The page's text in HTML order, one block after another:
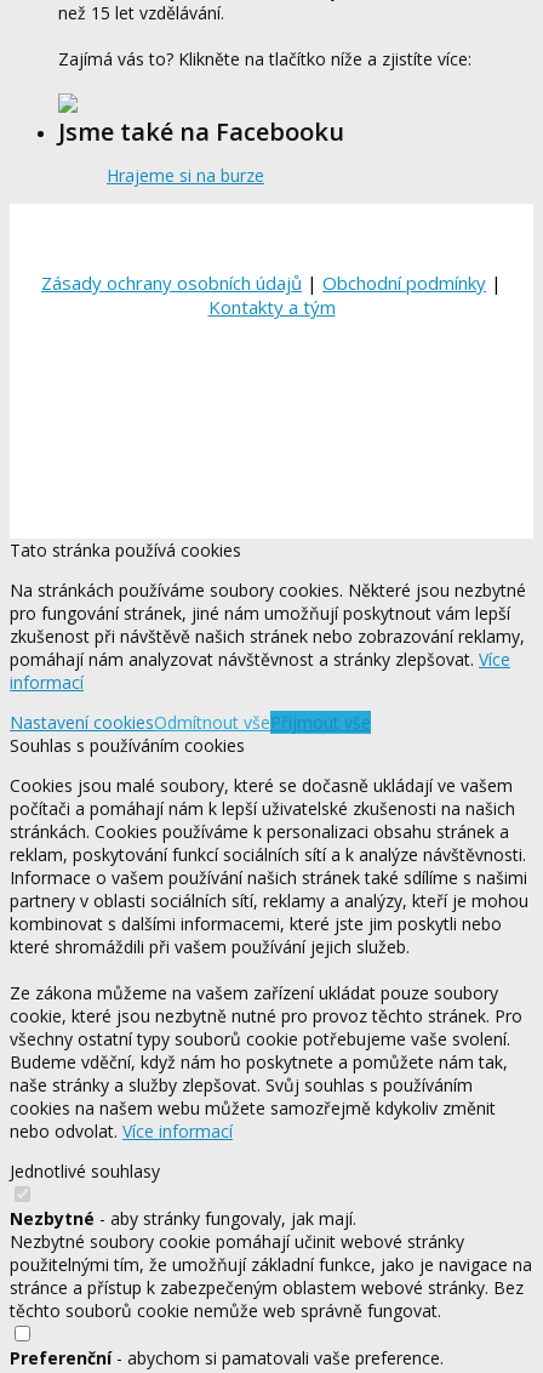
než 15 let vzdělávání.
Zajímá vás to? Klikněte na tlačítko níže a zjistíte více:
Jsme také na Facebooku
Hrajeme si na burze
Zásady ochrany osobních údajů | Obchodní podmínky |
Kontakty a tým
Tato stránka používá cookies
Na stránkách používáme soubory cookies. Některé jsou nezbytné
pro fungování stránek, jiné nám umožňují poskytnout vám lepší
zkušenost při návštěvě našich stránek nebo zobrazování reklamy,
pomáhají nám analyzovat návštěvnost a stránky zlepšovat. Více
informací
Nastavení cookiesOdmítnout všePřijmout vše
Souhlas s používáním cookies
Cookies jsou malé soubory, které se dočasně ukládají ve vašem
počítači a pomáhají nám k lepší uživatelské zkušenosti na našich
stránkách. Cookies používáme k personalizaci obsahu stránek a
reklam, poskytování funkcí sociálních sítí a k analýze návštěvnosti.
Informace o vašem používání našich stránek také sdílíme s našimi
partnery v oblasti sociálních sítí, reklamy a analýzy, kteří je mohou
kombinovat s dalšími informacemi, které jste jim poskytli nebo
které shromáždili při vašem používání jejich služeb.
Ze zákona můžeme na vašem zařízení ukládat pouze soubory
cookie, které jsou nezbytně nutné pro provoz těchto stránek. Pro
všechny ostatní typy souborů cookie potřebujeme vaše svolení.
Budeme vděční, když nám ho poskytnete a pomůžete nám tak,
naše stránky a služby zlepšovat. Svůj souhlas s používáním
cookies na našem webu můžete samozřejmě kdykoliv změnit
nebo odvolat. Více informací
Jednotlivé souhlasy
Nezbytné - aby stránky fungovaly, jak mají.
Nezbytné soubory cookie pomáhají učinit webové stránky
použitelnými tím, že umožňují základní funkce, jako je navigace na
stránce a přístup k zabezpečeným oblastem webové stránky. Bez
těchto souborů cookie nemůže web správně fungovat.
Preferenční- abychom si pamatovali vaše preference.